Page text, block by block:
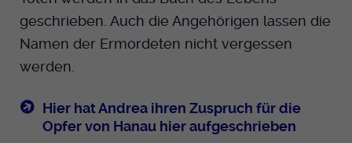
geschrieben. Auch die Angehörigen lassen die
Namen der Ermordeten nicht vergessen
werden.
Hier hat Andrea ihren Zuspruch für die
Opfer von Hanau hier aufgeschrieben